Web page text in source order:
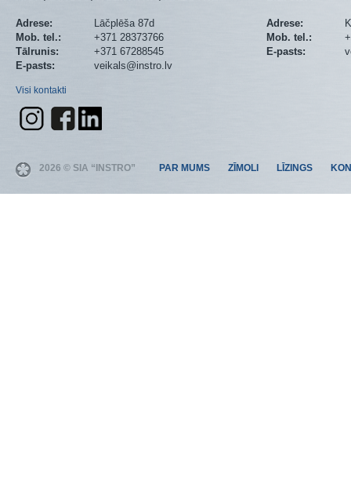
Adrese:
Lāčplēša 87d
Mob. tel.:
+371 28373766
Tālrunis:
+371 67288545
E-pasts:
veikals@instro.lv
Visi kontakti
Adrese:
Mob. tel.:
E-pasts:
2026 © SIA “INSTRO” PAR MUMS ZĪMOLI LĪZINGS